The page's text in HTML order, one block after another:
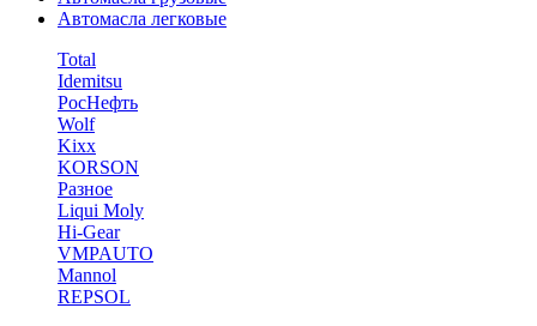
Автомасла легковые
Total
Idemitsu
РосНефть
Wolf
Kixx
KORSON
Разное
Liqui Moly
Hi-Gear
VMPAUTO
Mannol
REPSOL